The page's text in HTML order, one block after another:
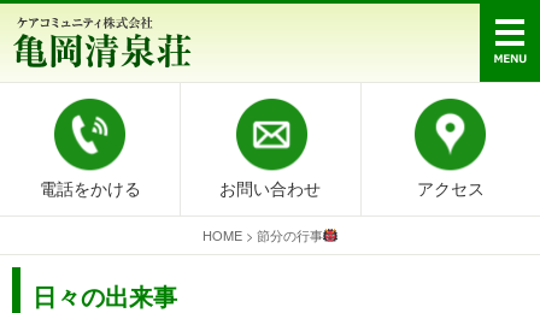
電話をかける お問い合わせ アクセス
HOME> 節分の行事
日々の出来事